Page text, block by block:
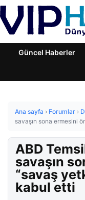
Güncel Haberler
Ana sayfa › Forumlar ›
savaşın sona ermesini
ABD
savaşın
“savaş
kabul etti